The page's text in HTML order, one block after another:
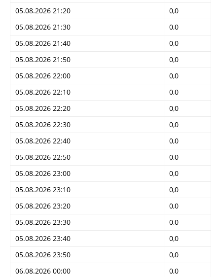
05.08.2026 21:20
0,0
05.08.2026 21:30
0,0
05.08.2026 21:40
0,0
05.08.2026 21:50
0,0
05.08.2026 22:00
0,0
05.08.2026 22:10
0,0
05.08.2026 22:20
0,0
05.08.2026 22:30
0,0
05.08.2026 22:40
0,0
05.08.2026 22:50
0,0
05.08.2026 23:00
0,0
05.08.2026 23:10
0,0
05.08.2026 23:20
0,0
05.08.2026 23:30
0,0
05.08.2026 23:40
0,0
05.08.2026 23:50
0,0
06.08.2026 00:00
0,0